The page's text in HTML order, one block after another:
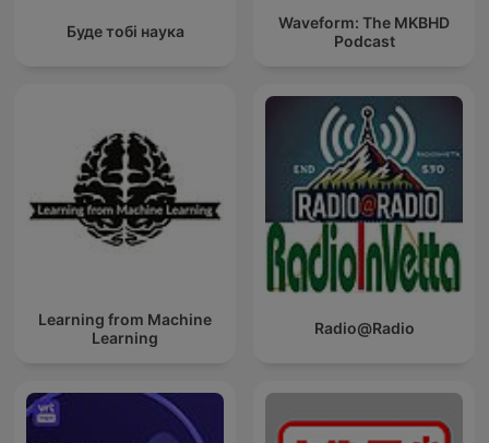
Буде тобі наука
Waveform: The MKBHD
Podcast
Learning from Machine
Learning
Radio@Radio